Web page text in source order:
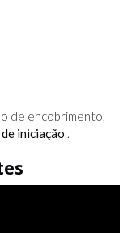
de encobrimento,
iniciação